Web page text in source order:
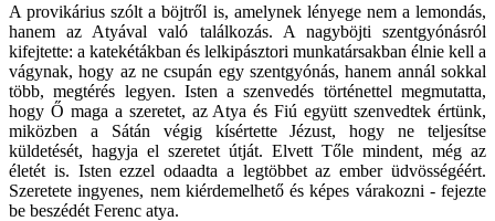
A provikárius szólt a böjtről is, amelynek lényege nem a lemondás,
hanem az Atyával való találkozás. A nagyböjti szentgyónásról
kifejtette: a katekétákban és lelkipásztori munkatársakban élnie kell a
vágynak, hogy az ne csupán egy szentgyónás, hanem annál sokkal
több, megtérés legyen. Isten a szenvedés történettel megmutatta,
hogy Ő maga a szeretet, az Atya és Fiú együtt szenvedtek értünk,
miközben a Sátán végig kísértette Jézust, hogy ne teljesítse
küldetését, hagyja el szeretet útját. Elvett Tőle mindent, még az
életét is. Isten ezzel odaadta a legtöbbet az ember üdvösségéért.
Szeretete ingyenes, nem kiérdemelhető és képes várakozni - fejezte
be beszédét Ferenc atya.